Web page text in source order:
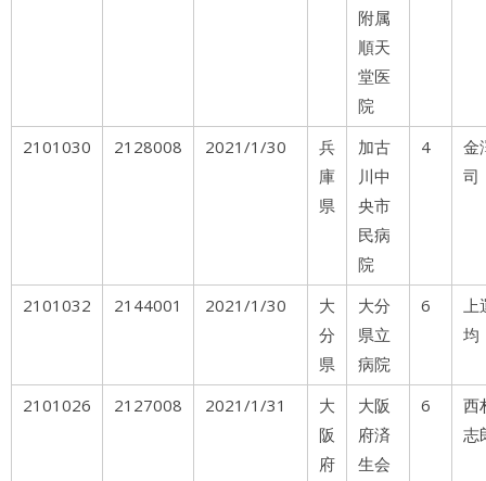
附属
順天
堂医
院
2101030 2128008 2021/1/30
兵
庫
県
加古
川中
央市
民病
院
4
金
司
2101032 2144001 2021/1/30
大
分
県
大分
県立
病院
6
上
均
2101026 2127008 2021/1/31
大
阪
府
大阪
府済
生会
6
西
志